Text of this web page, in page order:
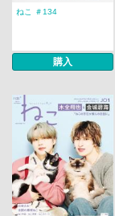
ねこ ＃134
購入